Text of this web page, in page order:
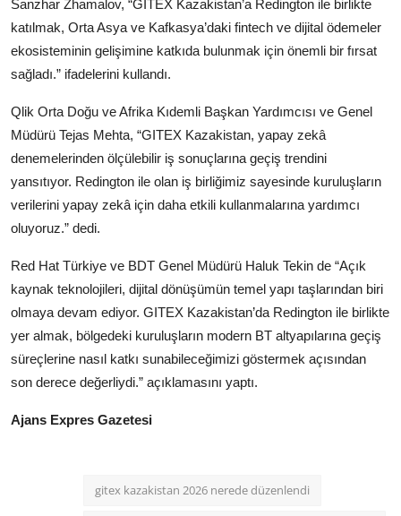
Sanzhar Zhamalov, “GITEX Kazakistan’a Redington ile birlikte
katılmak, Orta Asya ve Kafkasya’daki fintech ve dijital ödemeler
ekosisteminin gelişimine katkıda bulunmak için önemli bir fırsat
sağladı.” ifadelerini kullandı.
Qlik Orta Doğu ve Afrika Kıdemli Başkan Yardımcısı ve Genel
Müdürü Tejas Mehta, “GITEX Kazakistan, yapay zekâ
denemelerinden ölçülebilir iş sonuçlarına geçiş trendini
yansıtıyor. Redington ile olan iş birliğimiz sayesinde kuruluşların
verilerini yapay zekâ için daha etkili kullanmalarına yardımcı
oluyoruz.” dedi.
Red Hat Türkiye ve BDT Genel Müdürü Haluk Tekin de “Açık
kaynak teknolojileri, dijital dönüşümün temel yapı taşlarından biri
olmaya devam ediyor. GITEX Kazakistan’da Redington ile birlikte
yer almak, bölgedeki kuruluşların modern BT altyapılarına geçiş
süreçlerine nasıl katkı sunabileceğimizi göstermek açısından
son derece değerliydi.” açıklamasını yaptı.
Ajans Expres Gazetesi
gitex kazakistan 2026 nerede düzenlendi